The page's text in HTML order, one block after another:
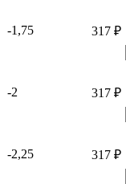
-1,75 317 ₽
-2 317 ₽
-2,25 317 ₽